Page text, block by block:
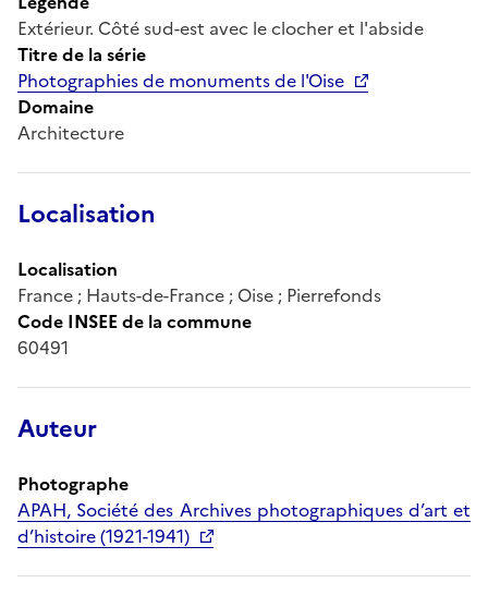
Extérieur. Côté sud-est avec le clocher et l'abside
Titre de la série
Photographies de monuments de l'Oise
Domaine
Architecture
Localisation
Localisation
France ; Hauts-de-France ; Oise ; Pierrefonds
Code INSEE de la commune
60491
Auteur
Photographe
APAH, Société des Archives photographiques d’art et
d’histoire (1921-1941)